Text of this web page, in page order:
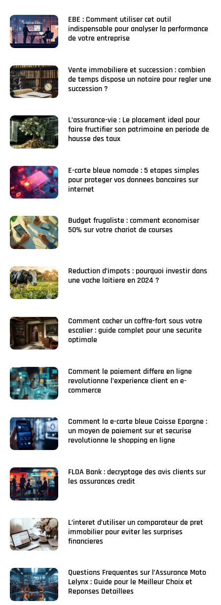
EBE : Comment utiliser cet outil
indispensable pour analyser la performance
de votre entreprise
Vente immobiliere et succession : combien
de temps dispose un notaire pour regler une
succession ?
L’assurance-vie : Le placement ideal pour
faire fructifier son patrimoine en periode de
hausse des taux
E-carte bleue nomade : 5 etapes simples
pour proteger vos donnees bancaires sur
internet
Budget frugaliste : comment economiser
50% sur votre chariot de courses
Reduction d’impots : pourquoi investir dans
une vache laitiere en 2024 ?
Comment cacher un coffre-fort sous votre
escalier : guide complet pour une securite
optimale
Comment le paiement differe en ligne
revolutionne l’experience client en e-
commerce
Comment la e-carte bleue Caisse Epargne :
un moyen de paiement sur et securise
revolutionne le shopping en ligne
FLOA Bank : decryptage des avis clients sur
les assurances credit
L’interet d’utiliser un comparateur de pret
immobilier pour eviter les surprises
financieres
Questions Frequentes sur l’Assurance Moto
Lelynx : Guide pour le Meilleur Choix et
Reponses Detaillees